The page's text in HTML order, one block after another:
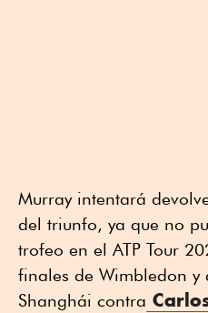
Murray intentará
del triunfo, ya que no
trofeo en el ATP Tour
finales de Wimbledon y
Shanghái contra